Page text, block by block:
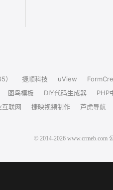
） 捷顺科技 uView
图鸟模板 DIY代码生成器
PHP
互联网 捷映视频制作 芦虎导航
© 2014-2026